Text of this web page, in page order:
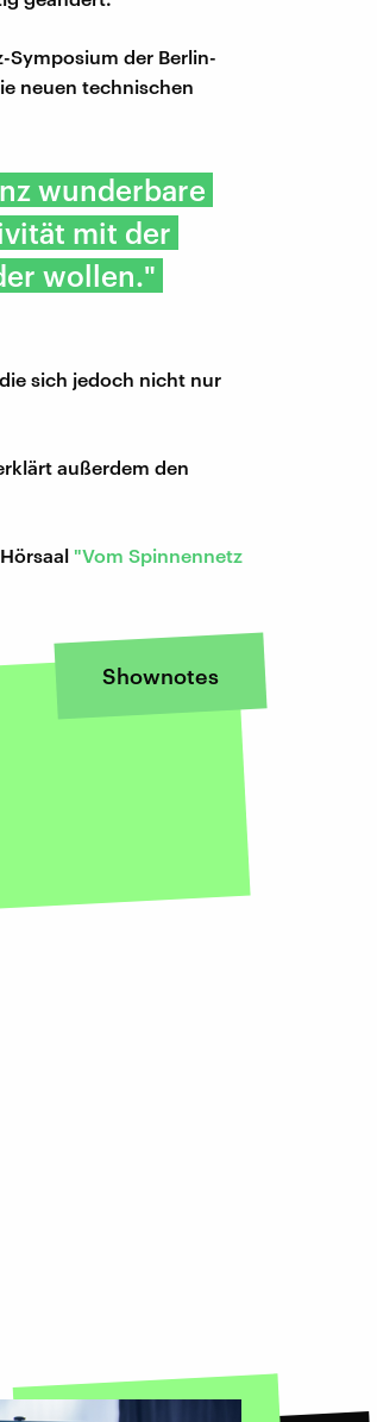
Symposium der Berlin-
neuen technischen
wunderbare
mit der
wollen."
sich jedoch nicht nur
außerdem den
"Vom Spinnennetz
Shownotes